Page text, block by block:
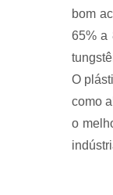
bom
65% a
O
como
o